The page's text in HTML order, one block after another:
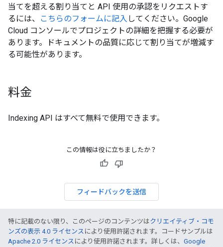
当てを超える割り当てと API 使用の承認をリクエストす
るには、
こちらのフォームに記入 してください。Google
Cloud コンソールでプロジェクトの詳細を把握する必要が
あります。ドキュメントの品質に応じて割り当てが増減す
る可能性があります。
料金
Indexing API はすべて無料で使用できます。
この情報は役に立ちましたか？
フィードバックを送信
特に記載のない限り、このページのコンテンツはクリエイティブ・コモ
ンズの表示 4.0 ライセンス により使用許諾されます。コードサンプルは
Apache 2.0 ライセンス により使用許諾されます。詳しくは、 Google